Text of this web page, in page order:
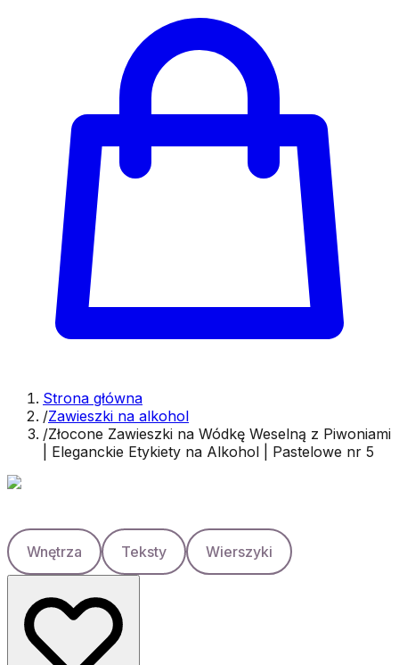
Strona główna
/Zawieszki na alkohol
/Złocone Zawieszki na Wódkę Weselną z Piwoniami
| Eleganckie Etykiety na Alkohol | Pastelowe nr 5
Wnętrza Teksty Wierszyki